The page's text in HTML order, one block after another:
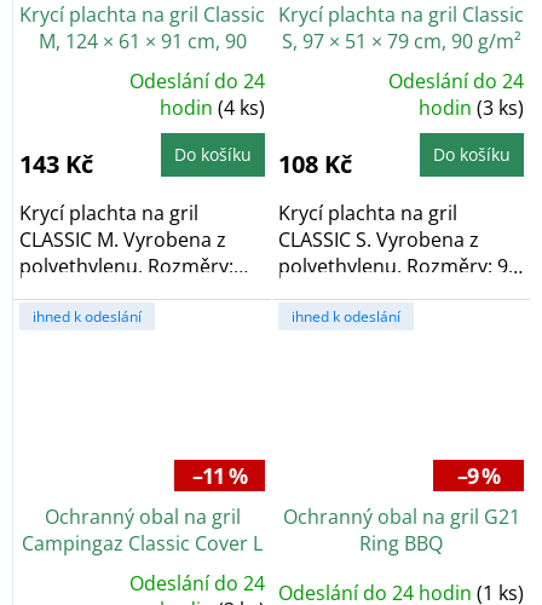
Krycí plachta na gril Classic
M, 124 × 61 × 91 cm, 90
g/m²
5,0
z
5
Odeslání do 24
hodin(4 ks)
143 Kč Do košíku
Krycí plachta na gril
CLASSIC M. Vyrobena z
polyethylenu. Rozměry:
124 × 61 × 91 cm....
Krycí plachta na gril Classic
S, 97 × 51 × 79 cm, 90 g/m²
5,0
z
5
Odeslání do 24
hodin(3 ks)
108 Kč Do košíku
Krycí plachta na gril
CLASSIC S. Vyrobena z
polyethylenu. Rozměry: 97
× 51 × 79 cm....
ihned k odeslání
–11 %
Ochranný obal na gril
Campingaz Classic Cover L
pro 3 Series
Odeslání do 24
ihned k odeslání
–9 %
Ochranný obal na gril G21
Ring BBQ
Odeslání do 24 hodin (1 ks)